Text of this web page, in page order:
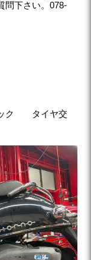
問下さい。078-
ク タイヤ交